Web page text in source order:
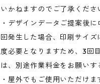
いかねますのでご了承くださ
・デザインデータご提案後
回発生した場合、印刷サイ
度必要となりますため、3回
は、別途作業料金をお願いす
・屋外でもご使用いただけ